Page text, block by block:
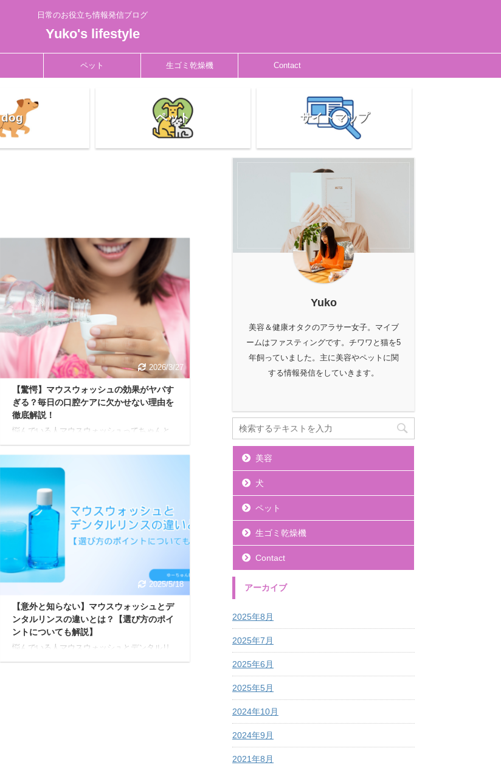
日常のお役立ち情報発信ブログ
Yuko's lifestyle
ペット 生ゴミ乾燥機 Contact
dog ペット サイトマップ
2026/3/27
【驚愕】マウスウォッシュの効果がヤバす
ぎる？毎日の口腔ケアに欠かせない理由を
徹底解説！
悩んでいる人マウスウォッシュってちゃんと
大限に発揮する方法とかあれば教えて欲しい
般的に口臭を抑えたりするもの」として知ら
れていることが多いですが、実はそれ以外に
も嬉しい効果がたくさんあるんです。 本記事
を最後まで読めば、マウスウォッシュの効果
だけでなく効果を最大限に発揮する使い方も
わかりますので参考にしてみてくださいね。
マウスウォッシュの基本的な効果 マウスウォ
ッシュは口臭対策、歯 ...
2025/5/18
【意外と知らない】マウスウォッシュとデ
ンタルリンスの違いとは？【選び方のポイ
ントについても解説】
悩んでいる人マウスウォッシュとデンタルリ
Yuko
美容＆健康オタクのアラサー女子。マイブ
ームはファスティングです。チワワと猫を5
年飼っていました。主に美容やペットに関
する情報発信をしていきます。
美容
犬
ペット
生ゴミ乾燥機
Contact
アーカイブ
2025年8月
2025年7月
2025年6月
2025年5月
2024年10月
2024年9月
2021年8月